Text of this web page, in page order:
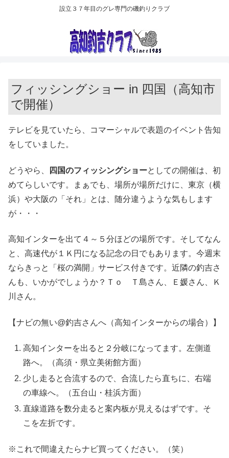
設立３７年目のグレ専門の磯釣りクラブ
フィッシングショー in 四国（高知市
で開催）
テレビを見ていたら、コマーシャルで表題のイベント告知
をしていました。
どうやら、 四国のフィッシングショーとしての開催は、初
めてらしいです。まぁでも、場所が場所だけに、東京（横
浜）や大阪の「それ」とは、随分違うような気もします
が・・・
高知インターを出て４～５分ほどの場所です。そしてなん
と、高速代が１Ｋ円になる記念の日でもあります。今週末
ならきっと「桜の満開」サービス付きです。近隣の釣吉さ
んも、いかがでしょうか？Ｔｏ Ｔ島さん、Ｅ媛さん、Ｋ
川さん。
【ナビの無い@釣吉さんへ（高知インターからの場合）】
高知インターを出ると２分岐になってます。左側道
路へ。（高須・県立美術館方面）
少し走ると合流するので、合流したら直ちに、右端
の車線へ。（五台山・桂浜方面）
直線道路を数分走ると案内板が見えるはずです。そ
こを左折です。
※これで間違えたらナビ買ってください。（笑）